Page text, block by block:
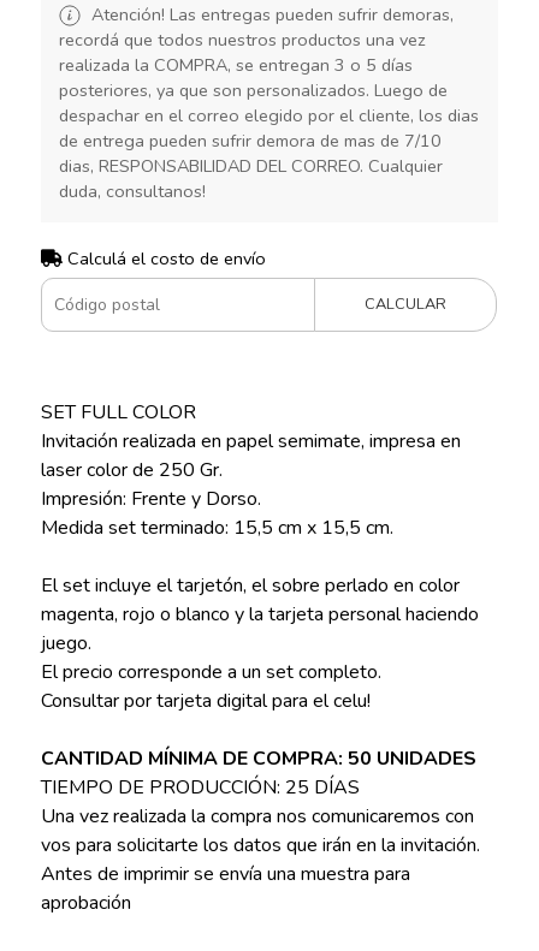
Atención! Las entregas pueden sufrir demoras,
recordá que todos nuestros productos una vez
realizada la COMPRA, se entregan 3 o 5 días
posteriores, ya que son personalizados. Luego de
despachar en el correo elegido por el cliente, los dias
de entrega pueden sufrir demora de mas de 7/10
dias, RESPONSABILIDAD DEL CORREO. Cualquier
duda, consultanos!
Calculá el costo de envío
CALCULAR
SET FULL COLOR
Invitación realizada en papel semimate, impresa en
laser color de 250 Gr.
Impresión: Frente y Dorso.
Medida set terminado: 15,5 cm x 15,5 cm.
El set incluye el tarjetón, el sobre perlado en color
magenta, rojo o blanco y la tarjeta personal haciendo
juego.
El precio corresponde a un set completo.
Consultar por tarjeta digital para el celu!
CANTIDAD MÍNIMA DE COMPRA: 50 UNIDADES
TIEMPO DE PRODUCCIÓN: 25 DÍAS
Una vez realizada la compra nos comunicaremos con
vos para solicitarte los datos que irán en la invitación.
Antes de imprimir se envía una muestra para
aprobación